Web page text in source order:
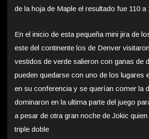
de la hoja de Maple el resultado fue 110 a
En el inicio de esta pequeña mini jira de
este del continente los de Denver
vestidos de verde salieron con ganas de
pueden quedarse con uno de los lugares
en su conferencia y se querían comer la
dominaron en la ultima parte del juego
a pesar de otra gran noche de Jokic
triple doble